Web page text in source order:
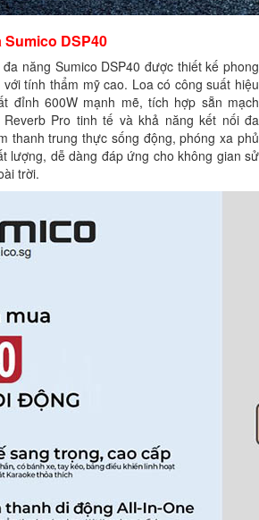
DSP40
năng Sumico DSP40 được thiết kế phong
tính thẩm mỹ cao. Loa có công suất hiệu
đỉnh 600W mạnh mẽ, tích hợp sẵn mạch
Pro tinh tế và khả năng kết nối đa
thanh trung thực sống động, phóng xa phủ
lượng, dễ dàng đáp ứng cho không gian sử
trời.